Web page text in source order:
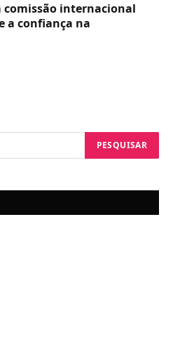
comissão internacional
a confiança na